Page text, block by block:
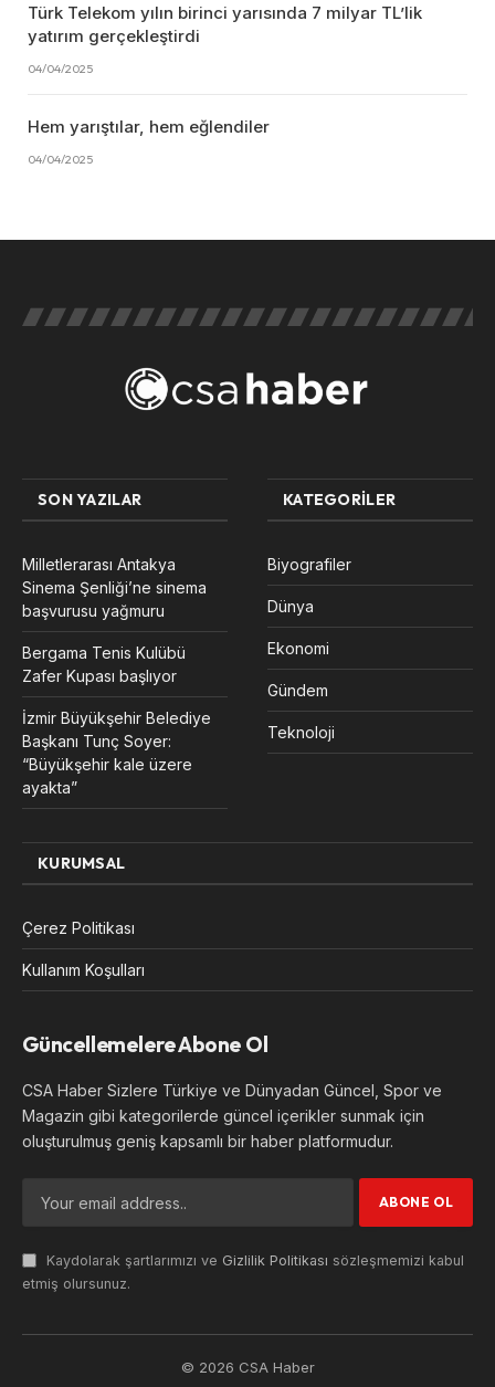
Türk Telekom yılın birinci yarısında 7 milyar TL’lik
yatırım gerçekleştirdi
04/04/2025
Hem yarıştılar, hem eğlendiler
04/04/2025
SON YAZILAR
Milletlerarası Antakya
Sinema Şenliği’ne sinema
başvurusu yağmuru
Bergama Tenis Kulübü
Zafer Kupası başlıyor
İzmir Büyükşehir Belediye
Başkanı Tunç Soyer:
“Büyükşehir kale üzere
ayakta”
KATEGORILER
Biyografiler
Dünya
Ekonomi
Gündem
Teknoloji
KURUMSAL
Çerez Politikası
Kullanım Koşulları
Güncellemelere Abone Ol
CSA Haber Sizlere Türkiye ve Dünyadan Güncel, Spor ve
Magazin gibi kategorilerde güncel içerikler sunmak için
oluşturulmuş geniş kapsamlı bir haber platformudur.
Kaydolarak şartlarımızı ve Gizlilik Politikası sözleşmemizi kabul
etmiş olursunuz.
© 2026 CSA Haber